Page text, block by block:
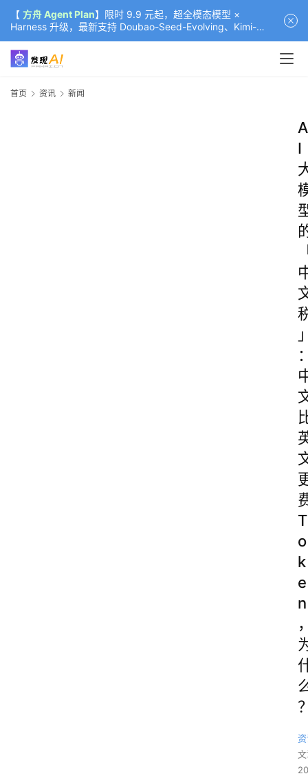
【 方舟 Agent Plan】限时 9.9 元起，超全模态模型 ×
Harness 升级，最新支持 Doubao-Seed-Evolving、Kimi-
K3（部分）、GLM-5.2
首页 资讯 新闻
A
I
T
o
k
e
n